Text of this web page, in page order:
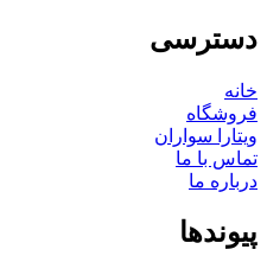
دسترسی
خانه
فروشگاه
ویتارا سواران
تماس با ما
درباره ما
پیوندها